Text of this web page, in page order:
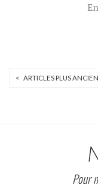
< ARTICLES PLUS
Pour